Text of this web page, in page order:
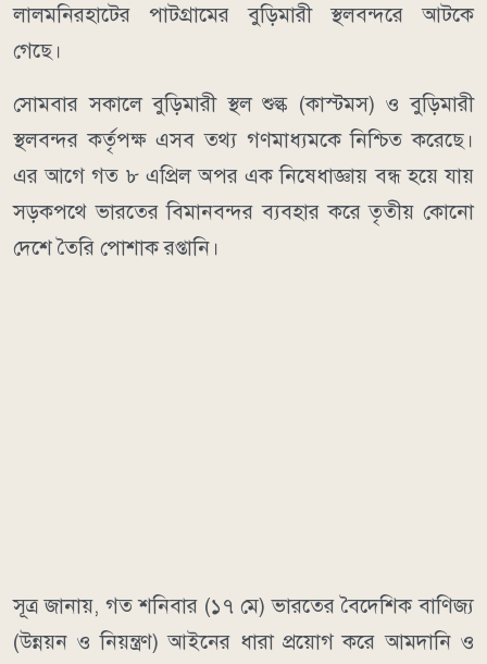
লালমনিরহাটের পাটগ্রামের বুড়িমারী স্থলবন্দরে আটকে
গেছে।
সোমবার সকালে বুড়িমারী স্থল শুল্ক (কাস্টমস) ও বুড়িমারী
স্থলবন্দর কর্তৃপক্ষ এসব তথ্য গণমাধ্যমকে নিশ্চিত করেছে।
এর আগে গত ৮ এপ্রিল অপর এক নিষেধাজ্ঞায় বন্ধ হয়ে যায়
সড়কপথে ভারতের বিমানবন্দর ব্যবহার করে তৃতীয় কোনো
দেশে তৈরি পোশাক রপ্তানি।
সূত্র জানায়, গত শনিবার (১৭ মে) ভারতের বৈদেশিক বাণিজ্য
(উন্নয়ন ও নিয়ন্ত্রণ) আইনের ধারা প্রয়োগ করে আমদানি ও